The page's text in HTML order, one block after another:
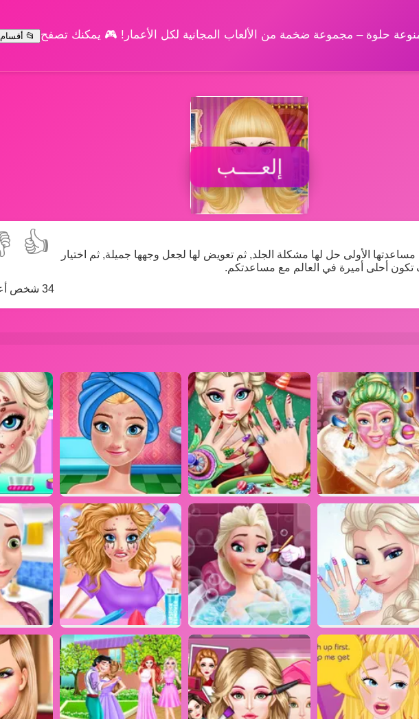
حلوة – مجموعة ضخمة من الألعاب المجانية لكل الأعمار! 🎮 يمكنك تصفح 📂
إلعــــب
👍
34 شخص أعجبهم هذه اللعبة، انضم إليهم!
الأولى حل لها مشكلة الجلد, ثم تعويض لها لجعل وجهها جميلة, ثم اختيار
تكون أحلى أميرة في العالم مع مساعدتكم.